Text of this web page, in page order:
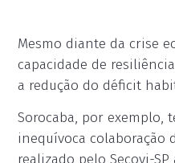
Mesmo diante da crise
capacidade de
a redução do déficit
Sorocaba, por exemplo,
inequívoca colaboração
realizado pelo Secovi-